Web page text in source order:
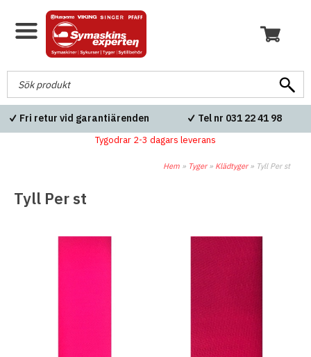
Fri retur vid garantiärenden Tel nr 031 22 41 98
Tygodrar 2-3 dagars leverans
Hem » Tyger» Klädtyger» Tyll Per st
Tyll Per st